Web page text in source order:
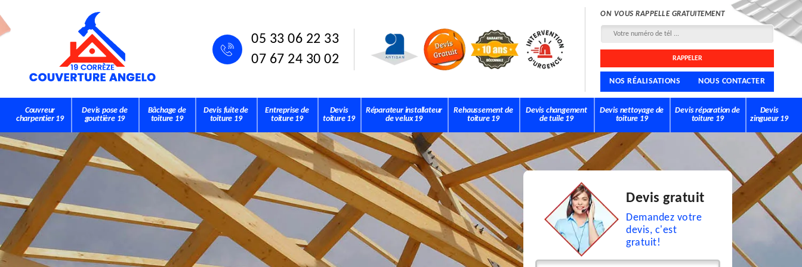
05 33 06 22 33
07 67 24 30 02
ON VOUS RAPPELLE GRATUITEMENT
NOS RÉALISATIONS NOUS CONTACTER
Couvreur
charpentier 19
Devis pose de
gouttière 19
Bâchage de
toiture 19
Devis fuite de
toiture 19
Entreprise de
toiture 19
Devis
toiture 19
Réparateur installateur
de velux 19
Rehaussement de
toiture 19
Devis changement
de tuile 19
Devis nettoyage de
toiture 19
Devis réparation de
toiture 19
Devis
zingueur 19
Devis gratuit
Demandez votre
devis, c'est
gratuit!